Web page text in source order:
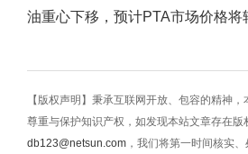
油重心下移，预计PTA市场价格将
【版权声明】秉承互联网开放、包容的精神
尊重与保护知识产权，如发现本站文章存在
db123@netsun.com ，我们将第一时间核实、